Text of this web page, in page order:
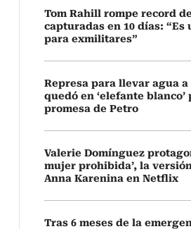
Tom Rahill rompe record
capturadas en 10 días: “Es
para exmilitares”
Represa para llevar agua a
quedó en ‘elefante blanco’
promesa de Petro
Valerie Domínguez
mujer prohibida’, la
Anna Karenina en Netflix
Tras 6 meses de la